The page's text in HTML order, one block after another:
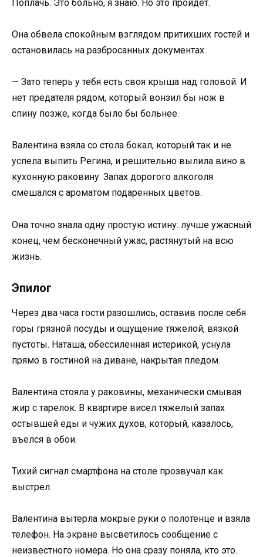
Поплачь. Это больно, я знаю. Но это пройдет.
Она обвела спокойным взглядом притихших гостей и
остановилась на разбросанных документах.
— Зато теперь у тебя есть своя крыша над головой. И
нет предателя рядом, который вонзил бы нож в
спину позже, когда было бы больнее.
Валентина взяла со стола бокал, который так и не
успела выпить Регина, и решительно вылила вино в
кухонную раковину. Запах дорогого алкоголя
смешался с ароматом подаренных цветов.
Она точно знала одну простую истину: лучше ужасный
конец, чем бесконечный ужас, растянутый на всю
жизнь.
Эпилог
Через два часа гости разошлись, оставив после себя
горы грязной посуды и ощущение тяжелой, вязкой
пустоты. Наташа, обессиленная истерикой, уснула
прямо в гостиной на диване, накрытая пледом.
Валентина стояла у раковины, механически смывая
жир с тарелок. В квартире висел тяжелый запах
остывшей еды и чужих духов, который, казалось,
въелся в обои.
Тихий сигнал смартфона на столе прозвучал как
выстрел.
Валентина вытерла мокрые руки о полотенце и взяла
телефон. На экране высветилось сообщение с
неизвестного номера. Но она сразу поняла, кто это.